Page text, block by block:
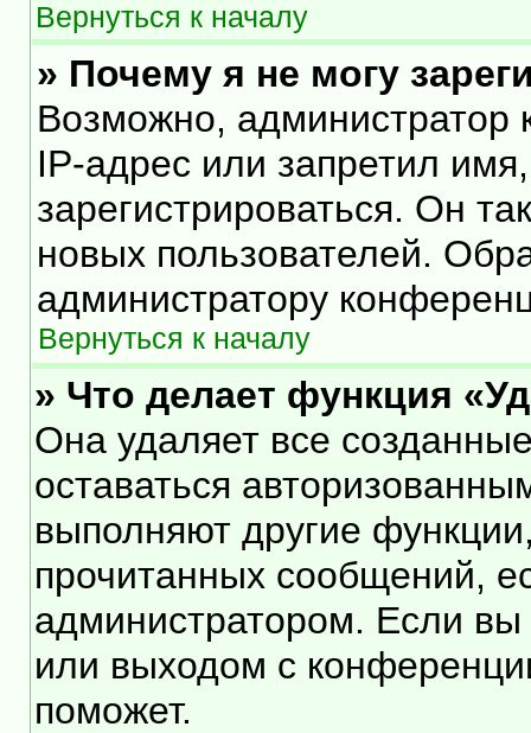
Вернуться к началу
» Почему я не могу
Возможно, администратор
IP-адрес или запретил
зарегистрироваться. Он
новых пользователей.
администратору
Вернуться к началу
» Что делает функция
Она удаляет все
оставаться
выполняют другие
прочитанных сообщений,
администратором. Если
или выходом с
поможет.